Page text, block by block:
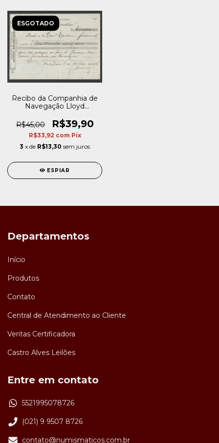
ESGOTADO
Recibo da Companhia de
Navegação Lloyd
R$45,00
R$39,90
R$33,92 com Pix
3 x de R$13,30 sem juros
ESPIAR
Departamentos
Início
Produtos
Contato
Central de Atendimento ao Cliente
Veritas Certificadora
Castro Alves Leilões
Entre em contato
5521995078726
(021) 9 9507 8726
contato@numismaticos.com.br